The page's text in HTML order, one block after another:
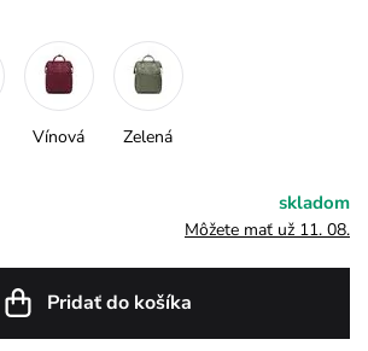
Vínová Zelená
skladom
Môžete mať už 11. 08.
Pridať do košíka